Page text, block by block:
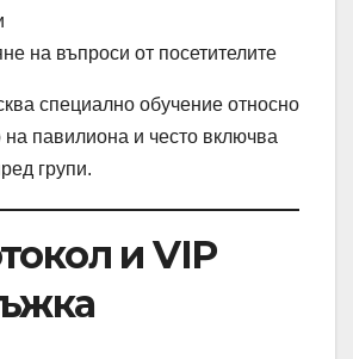
на въпроси от посетителите
специално обучение относно
павилиона и често включва
групи.
и VIP